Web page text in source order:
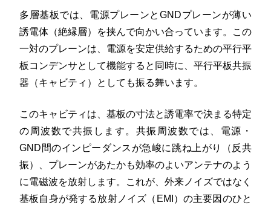
多層基板では、電源プレーンとGNDプレーンが薄い
誘電体（絶縁層）を挟んで向かい合っています。この
一対のプレーンは、電源を安定供給するための平行平
板コンデンサとして機能すると同時に、平行平板共振
器（キャビティ）としても振る舞います。
このキャビティは、基板の寸法と誘電率で決まる特定
の周波数で共振します。共振周波数では、電源・
GND間のインピーダンスが急峻に跳ね上がり（反共
振）、プレーンがあたかも効率のよいアンテナのよう
に電磁波を放射します。これが、外来ノイズではなく
基板自身が発する放射ノイズ（EMI）の主要因のひと